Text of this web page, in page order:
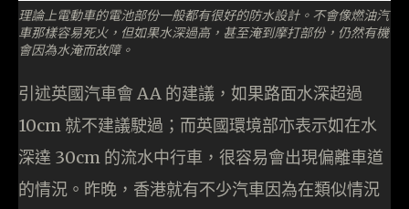
理論上電動車的電池部份一般都有很好的防水設計。不會像燃油汽
車那樣容易死火，但如果水深過高，甚至淹到摩打部份，仍然有機
會因為水淹而故障。
引述英國汽車會 AA 的建議，如果路面水深超過
10cm 就不建議駛過；而英國環境部亦表示如在水
深達 30cm 的流水中行車，很容易會出現偏離車道
的情況。昨晚，香港就有不少汽車因為在類似情況